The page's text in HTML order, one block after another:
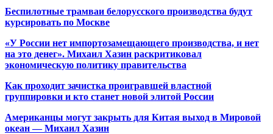
Беспилотные трамваи белорусского производства будут
курсировать по Москве
«У России нет импортозамещающего производства, и нет
на это денег». Михаил Хазин раскритиковал
экономическую политику правительства
Как проходит зачистка проигравшей властной
группировки и кто станет новой элитой России
Американцы могут закрыть для Китая выход в Мировой
океан — Михаил Хазин